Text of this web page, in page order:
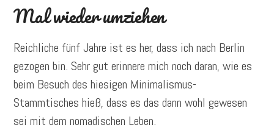
Mal wieder umziehen
Reichliche fünf Jahre ist es her, dass ich nach Berlin
gezogen bin. Sehr gut erinnere mich noch daran, wie es
beim Besuch des hiesigen Minimalismus-
Stammtisches hieß, dass es das dann wohl gewesen
sei mit dem nomadischen Leben.